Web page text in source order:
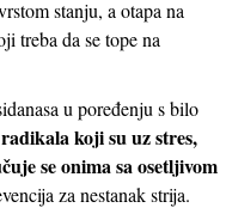
stanju, a otapa na
treba da se tope na
u poređenju s bilo
koji su uz stres,
se onima sa osetljivom
za nestanak strija.